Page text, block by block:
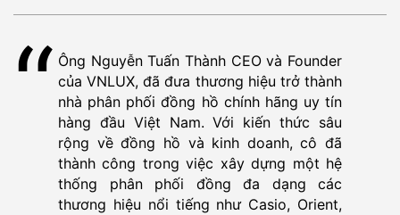
Ông Nguyễn Tuấn Thành CEO và Founder
của VNLUX, đã đưa thương hiệu trở thành
nhà phân phối đồng hồ chính hãng uy tín
hàng đầu Việt Nam. Với kiến thức sâu
rộng về đồng hồ và kinh doanh, cô đã
thành công trong việc xây dựng một hệ
thống phân phối đồng đa dạng các
thương hiệu nổi tiếng như Casio, Orient,